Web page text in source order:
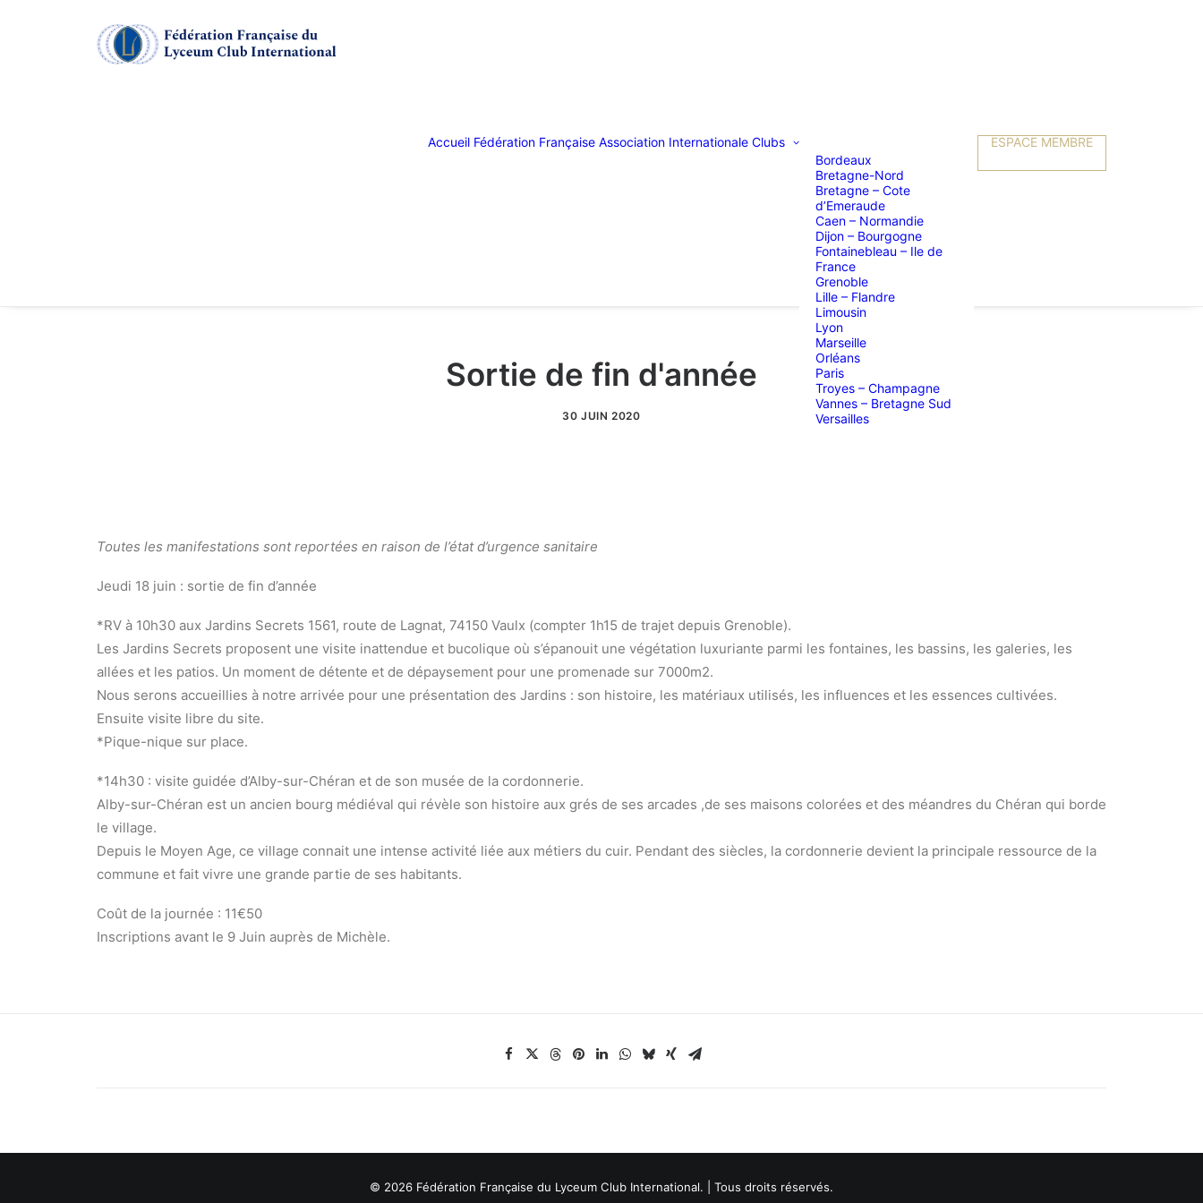
Accueil Fédération Française Association Internationale Clubs
Bordeaux
Bretagne-Nord
Bretagne – Cote
d’Emeraude
Caen – Normandie
Dijon – Bourgogne
Fontainebleau – Ile de
France
Grenoble
Lille – Flandre
Limousin
Lyon
Marseille
Orléans
Paris
Troyes – Champagne
Vannes – Bretagne Sud
Versailles
ESPACE MEMBRE
Sortie de fin d'année
30 JUIN 2020
Toutes les manifestations sont reportées en raison de l’état d’urgence sanitaire
Jeudi 18 juin : sortie de fin d’année
*RV à 10h30 aux Jardins Secrets 1561, route de Lagnat, 74150 Vaulx (compter 1h15 de trajet depuis Grenoble).
Les Jardins Secrets proposent une visite inattendue et bucolique où s’épanouit une végétation luxuriante parmi les fontaines, les bassins, les galeries, les
allées et les patios. Un moment de détente et de dépaysement pour une promenade sur 7000m2.
Nous serons accueillies à notre arrivée pour une présentation des Jardins : son histoire, les matériaux utilisés, les influences et les essences cultivées.
Ensuite visite libre du site.
*Pique-nique sur place.
*14h30 : visite guidée d’Alby-sur-Chéran et de son musée de la cordonnerie.
Alby-sur-Chéran est un ancien bourg médiéval qui révèle son histoire aux grés de ses arcades ,de ses maisons colorées et des méandres du Chéran qui borde
le village.
Depuis le Moyen Age, ce village connait une intense activité liée aux métiers du cuir. Pendant des siècles, la cordonnerie devient la principale ressource de la
commune et fait vivre une grande partie de ses habitants.
Coût de la journée : 11€50
Inscriptions avant le 9 Juin auprès de Michèle.
© 2026 Fédération Française du Lyceum Club International. | Tous droits réservés.